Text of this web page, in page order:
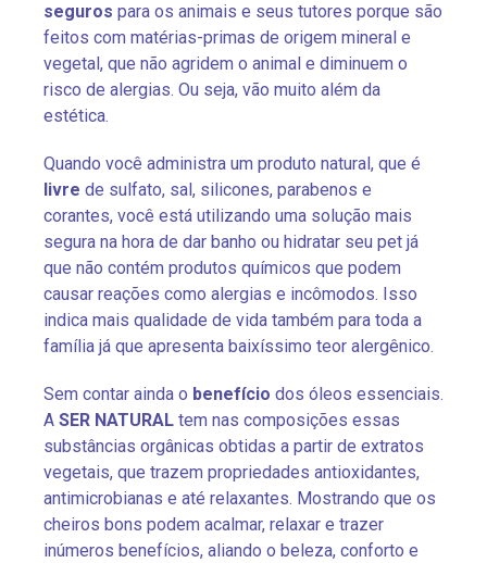
seguros para os animais e seus tutores porque são
feitos com matérias-primas de origem mineral e
vegetal, que não agridem o animal e diminuem o
risco de alergias. Ou seja, vão muito além da
estética.
Quando você administra um produto natural, que é
livre de sulfato, sal, silicones, parabenos e
corantes, você está utilizando uma solução mais
segura na hora de dar banho ou hidratar seu pet já
que não contém produtos químicos que podem
causar reações como alergias e incômodos. Isso
indica mais qualidade de vida também para toda a
família já que apresenta baixíssimo teor alergênico.
Sem contar ainda o benefício dos óleos essenciais.
A SER NATURAL tem nas composições essas
substâncias orgânicas obtidas a partir de extratos
vegetais, que trazem propriedades antioxidantes,
antimicrobianas e até relaxantes. Mostrando que os
cheiros bons podem acalmar, relaxar e trazer
inúmeros benefícios, aliando o beleza, conforto e